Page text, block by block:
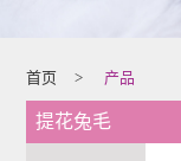
首页 > 产品
提花兔毛